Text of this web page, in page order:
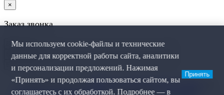
×
Заказ звонка
Я даю согласие наобработку персональных данных
рекламную коммуникациюи соглашаюсь сполитикой
Мы используем cookie-файлы и технические
данные для корректной работы сайта, аналитики
и персонализации предложений. Нажимая
«Принять» и продолжая пользоваться сайтом, вы
соглашаетесь с их обработкой. Подробнее — в
Принять